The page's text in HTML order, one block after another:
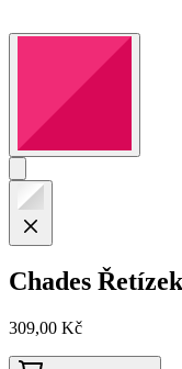
Chades
309,00 Kč